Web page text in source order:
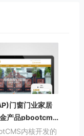
门窗门业家居
产品pbootcms
内核开发的